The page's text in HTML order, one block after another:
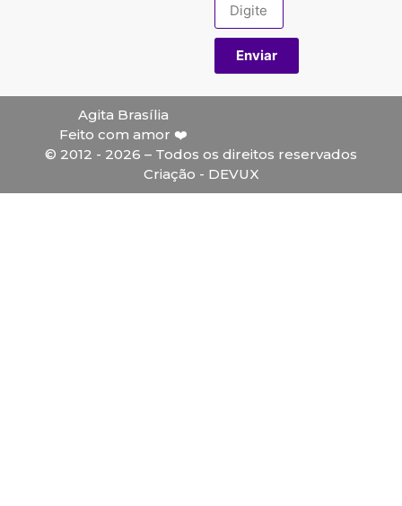
Enviar
Agita Brasília
Feito com amor ❤️
© 2012 - 2026 – Todos os direitos reservados
Criação - DEVUX